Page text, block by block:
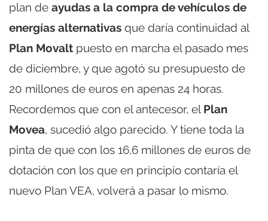
plan de ayudas a la compra de vehículos de
energías alternativas que daría continuidad al
Plan Movalt puesto en marcha el pasado mes
de diciembre, y que agotó su presupuesto de
20 millones de euros en apenas 24 horas.
Recordemos que con el antecesor, el Plan
Movea, sucedió algo parecido. Y tiene toda la
pinta de que con los 16,6 millones de euros de
dotación con los que en principio contaría el
nuevo Plan VEA, volverá a pasar lo mismo.